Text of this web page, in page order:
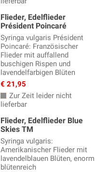
Flieder, Edelflieder
Président Poincaré
Syringa vulgaris Président
Poincaré: Französischer
Flieder mit auffallend
buschigen Rispen und
lavendelfarbigen Blüten
€ 21,95
Zur Zeit leider nicht
lieferbar
Flieder, Edelflieder Blue
Skies TM
Syringa vulgaris:
Amerikanischer Flieder mit
lavendelblauen Blüten, enorm
blütenreich